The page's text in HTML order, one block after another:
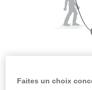
liées à votre
que nous ne
Faites un choix